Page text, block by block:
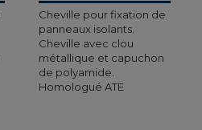
Cheville pour fixation de
panneaux isolants.
Cheville avec clou
métallique et capuchon
de polyamide.
Homologué ATE